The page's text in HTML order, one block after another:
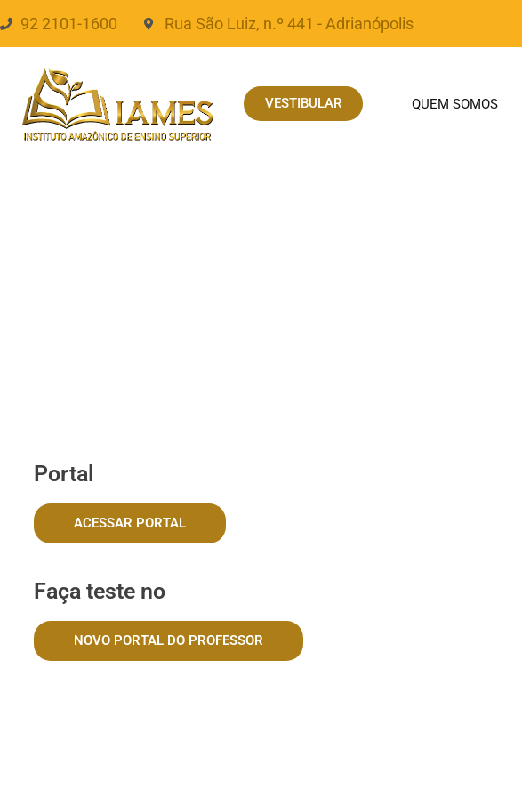
92 2101-1600 Rua São Luiz, n.º 441 - Adrianópolis
VESTIBULAR QUEM SOMOS
Portal
ACESSAR PORTAL
Faça teste no
NOVO PORTAL DO PROFESSOR